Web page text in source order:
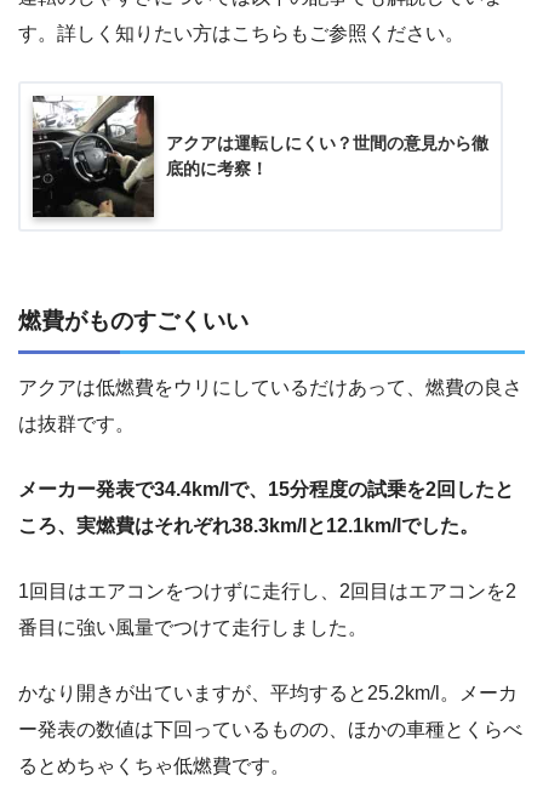
す。詳しく知りたい方はこちらもご参照ください。
アクアは運転しにくい？世間の意見から徹
底的に考察！
燃費がものすごくいい
アクアは低燃費をウリにしているだけあって、燃費の良さ
は抜群です。
メーカー発表で34.4km/lで、15分程度の試乗を2回したと
ころ、実燃費はそれぞれ38.3km/lと12.1km/lでした。
1回目はエアコンをつけずに走行し、2回目はエアコンを2
番目に強い風量でつけて走行しました。
かなり開きが出ていますが、平均すると25.2km/l。メーカ
ー発表の数値は下回っているものの、ほかの車種とくらべ
るとめちゃくちゃ低燃費です。